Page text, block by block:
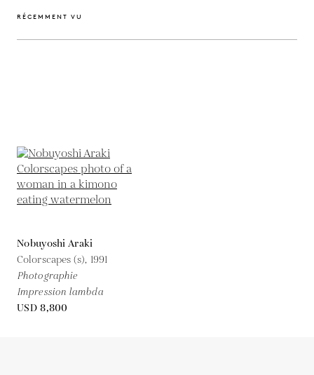
RÉCEMMENT VU
Nobuyoshi Araki
Colorscapes (s), 1991
Photographie
Impression lambda
USD 8,800